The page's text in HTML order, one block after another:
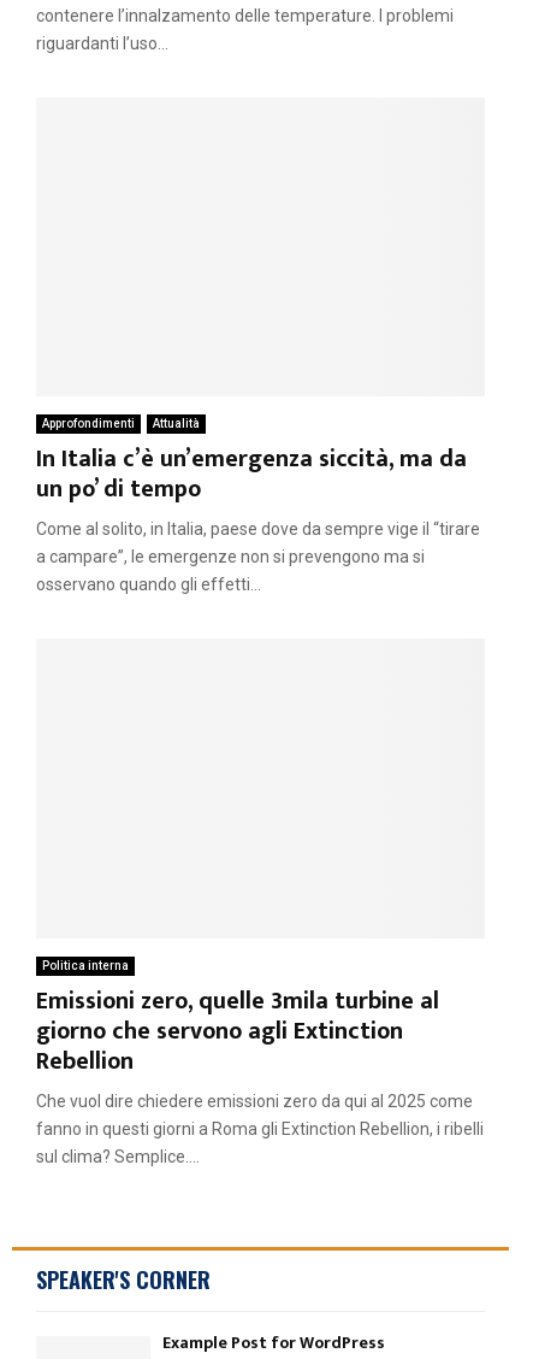
contenere l’innalzamento delle temperature. I problemi
riguardanti l’uso...
Approfondimenti Attualità
In Italia c’è un’emergenza siccità, ma da
un po’ di tempo
Come al solito, in Italia, paese dove da sempre vige il “tirare
a campare”, le emergenze non si prevengono ma si
osservano quando gli effetti...
Politica interna
Emissioni zero, quelle 3mila turbine al
giorno che servono agli Extinction
Rebellion
Che vuol dire chiedere emissioni zero da qui al 2025 come
fanno in questi giorni a Roma gli Extinction Rebellion, i ribelli
sul clima? Semplice....
SPEAKER'S CORNER
Example Post for WordPress